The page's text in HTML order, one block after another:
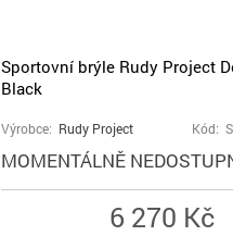
Sportovní brýle Rudy Project
Black
Výrobce: Rudy Project Kód:
MOMENTÁLNĚ
6 270 Kč